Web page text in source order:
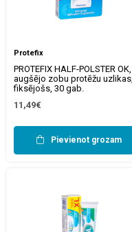
Protefix
PROTEFIX HALF-POLSTER OK,
augšējo zobu protēžu uzlikas,
fiksējošs, 30 gab.
11,49€
Pievienot grozam